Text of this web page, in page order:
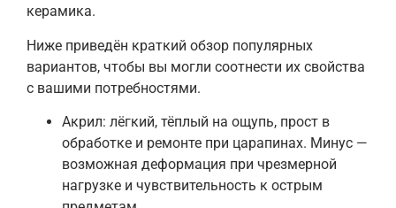
керамика.
Ниже приведён краткий обзор популярных
вариантов, чтобы вы могли соотнести их свойства
с вашими потребностями.
Акрил: лёгкий, тёплый на ощупь, прост в
обработке и ремонте при царапинах. Минус —
возможная деформация при чрезмерной
нагрузке и чувствительность к острым